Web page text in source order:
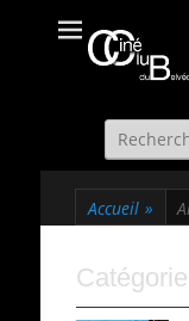
Site officiel
Recherche
de:
Accueil »